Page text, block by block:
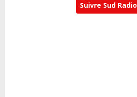
Suivre Sud Radio